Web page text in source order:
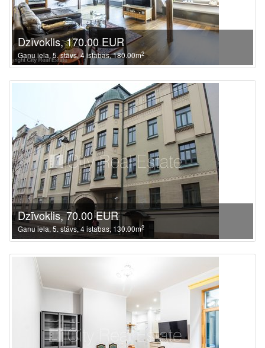
Dzīvoklis, 170.00 EUR
Ganu iela, 5. stāvs, 4 istabas, 180.00m2
Dzīvoklis, 70.00 EUR
Ganu iela, 5. stāvs, 4 istabas, 130.00m2